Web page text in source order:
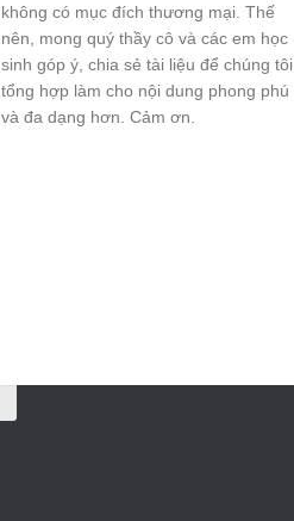
không có mục đích thương mại. Thế
nên, mong quý thầy cô và các em học
sinh góp ý, chia sẻ tài liệu để chúng tôi
tổng hợp làm cho nội dung phong phú
và đa dạng hơn. Cảm ơn.